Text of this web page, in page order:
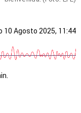
10 Agosto 2025, 11:44